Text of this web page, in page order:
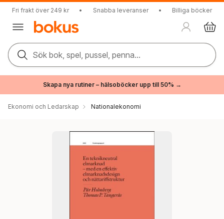
Fri frakt över 249 kr • Snabba leveranser • Billiga böcker
Sök bok, spel, pussel, penna...
Skapa nya rutiner – hälsoböcker upp till 50% →
Ekonomi och Ledarskap Nationalekonomi